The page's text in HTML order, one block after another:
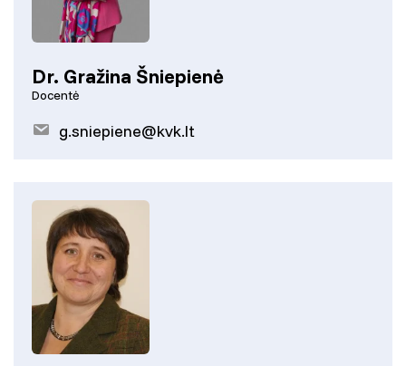
Dr. Gražina Šniepienė
Docentė
g.sniepiene@kvk.lt